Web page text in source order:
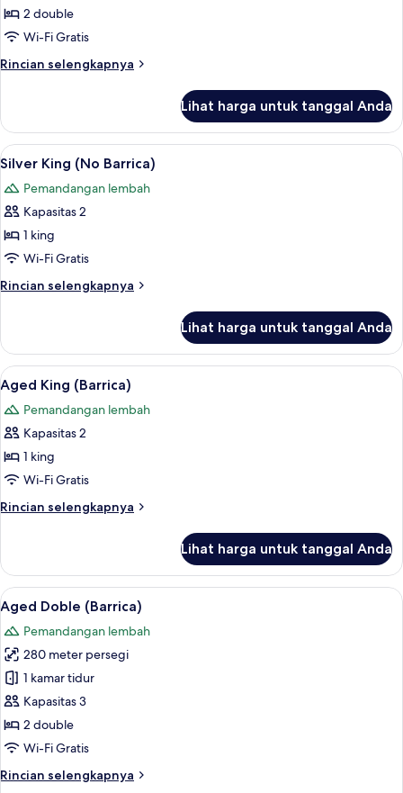
2 double
Wi-Fi Gratis
Rincian selengkapnya
Rincian
Double
Room
Standard
Lihat harga untuk tanggal Anda
Lihat
semua
foto
untuk
Silver
King
(No
Barrica)
Silver King (No Barrica) | Minibar,
4
Silver King (No Barrica)
Pemandangan lembah
Kapasitas 2
1 king
Wi-Fi Gratis
Rincian selengkapnya
Rincian
Silver
King
(No
Barrica)
Lihat harga untuk tanggal Anda
Lihat
semua
foto
untuk
Aged
King
(Barrica)
Aged King (Barrica) | Minibar,
5
Aged King (Barrica)
Pemandangan lembah
Kapasitas 2
1 king
Wi-Fi Gratis
Rincian selengkapnya
Rincian
Aged
King
(Barrica)
Lihat harga untuk tanggal Anda
Lihat
semua
foto
untuk
Aged
Doble
(Barrica)
Aged Doble (Barrica) | Minibar,
7
Aged Doble (Barrica)
Pemandangan lembah
280 meter persegi
1 kamar tidur
Kapasitas 3
2 double
Wi-Fi Gratis
Rincian selengkapnya
Rincian